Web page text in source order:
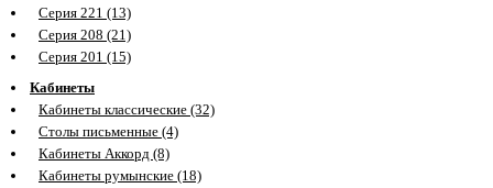
Серия 221 (13)
Серия 208 (21)
Серия 201 (15)
Кабинеты
Кабинеты классические (32)
Столы письменные (4)
Кабинеты Аккорд (8)
Кабинеты румынские (18)